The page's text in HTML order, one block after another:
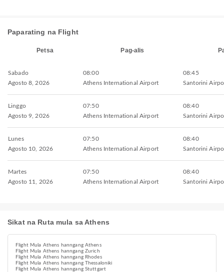
Paparating na Flight
Petsa Pag-alis
Sabado
Agosto 8, 2026
08:00
Athens International Airport
08:45
Santorini
Linggo
Agosto 9, 2026
07:50
Athens International Airport
08:40
Santorini
Lunes
Agosto 10, 2026
07:50
Athens International Airport
08:40
Santorini
Martes
Agosto 11, 2026
07:50
Athens International Airport
08:40
Santorini
Sikat na Ruta mula sa Athens
Flight Mula Athens hanngang Athens
Flight Mula Athens hanngang Zurich
Flight Mula Athens hanngang Rhodes
Flight Mula Athens hanngang Thessaloniki
Flight Mula Athens hanngang Stuttgart